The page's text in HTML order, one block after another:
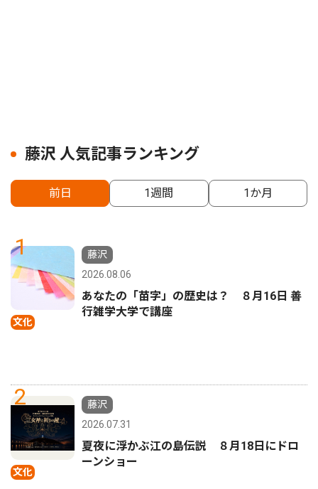
藤沢 人気記事ランキング
前日 1週間 1か月
1
文化
藤沢
2026.08.06
あなたの「苗字」の歴史は？ ８月16日 善
行雑学大学で講座
2
文化
藤沢
2026.07.31
夏夜に浮かぶ江の島伝説 ８月18日にドロ
ーンショー